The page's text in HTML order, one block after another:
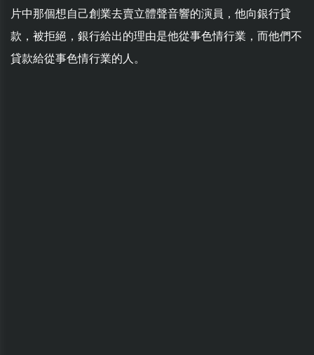
片中那個想自己創業去賣立體聲音響的演員，他向銀行貸
款，被拒絕，銀行給出的理由是他從事色情行業，而他們不
貸款給從事色情行業的人。